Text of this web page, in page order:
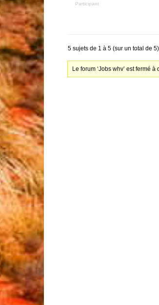
Participant
5 sujets de 1 à 5 (sur un total de 5)
Le forum ‘Jobs whv’ est fermé